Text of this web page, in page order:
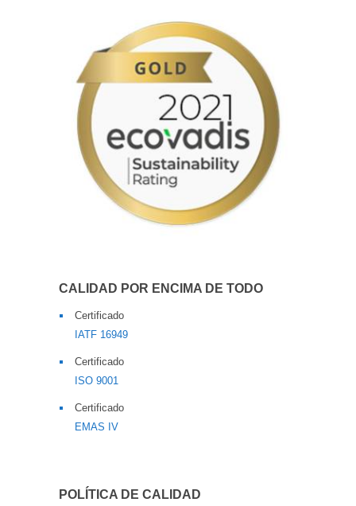
CALIDAD POR ENCIMA DE TODO
Certificado
IATF 16949
Certificado
ISO 9001
Certificado
EMAS IV
POLÍTICA DE CALIDAD